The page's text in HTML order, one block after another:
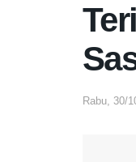
Rabu, 30/